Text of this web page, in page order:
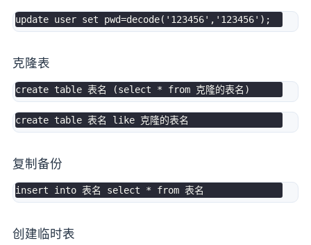
update user set pwd=decode( '123456' , '123456' ) ;
克隆表
create table 表名 (select * from 克隆的表名 )
create table 表名 like
复制备份
insert into 表名 select * from
创建临时表